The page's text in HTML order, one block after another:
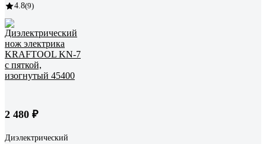
4.8(9)
2 480 ₽
Диэлектрический